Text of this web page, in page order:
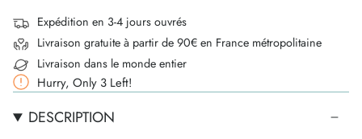
Expédition en 3-4 jours ouvrés
Livraison gratuite à partir de 90€ en France métropolitaine
Livraison dans le monde entier
Hurry, Only 3 Left!
DESCRIPTION